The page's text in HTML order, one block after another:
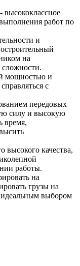
высококлассное
работ по
и
на
мощностью и
с
передовых
силу и высокую
время,
высокого качества,
работы.
на
грузы на
идеальным выбором